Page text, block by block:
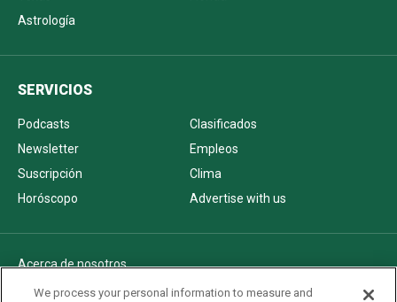
Astrología
SERVICIOS
Podcasts
Clasificados
Newsletter
Empleos
Suscripción
Clima
Horóscopo
Advertise with us
Acerca de nosotros
Politica de privacidad
We process your personal information to measure and